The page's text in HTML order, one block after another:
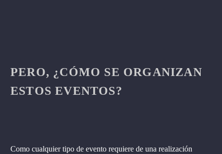
PERO, ¿CÓMO SE ORGANIZAN
ESTOS EVENTOS?
Como cualquier tipo de evento requiere de una realización